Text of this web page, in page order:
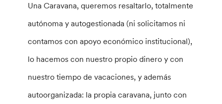
Una Caravana, queremos resaltarlo, totalmente
autónoma y autogestionada (ni solicitamos ni
contamos con apoyo económico institucional),
lo hacemos con nuestro propio dinero y con
nuestro tiempo de vacaciones, y además
autoorganizada: la propia caravana, junto con